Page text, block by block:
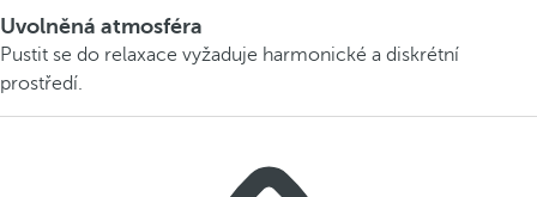
Uvolněná atmosféra
Pustit se do relaxace vyžaduje harmonické a diskrétní
prostředí.